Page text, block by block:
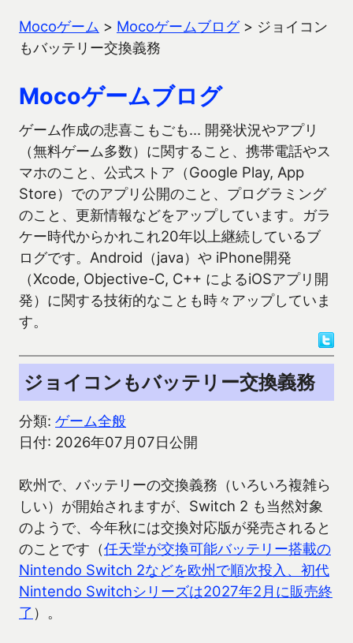
Mocoゲーム > Mocoゲームブログ> ジョイコン
もバッテリー交換義務
Mocoゲームブログ
ゲーム作成の悲喜こもごも… 開発状況やアプリ
（無料ゲーム多数）に関すること、携帯電話やス
マホのこと、公式ストア（Google Play, App
Store）でのアプリ公開のこと、プログラミング
のこと、更新情報などをアップしています。ガラ
ケー時代からかれこれ20年以上継続しているブ
ログです。Android（java）や iPhone開発
（Xcode, Objective-C, C++ によるiOSアプリ開
発）に関する技術的なことも時々アップしていま
す。
ジョイコンもバッテリー交換義務
分類: ゲーム全般
日付: 2026年07月07日公開
欧州で、バッテリーの交換義務（いろいろ複雑ら
しい）が開始されますが、Switch 2 も当然対象
のようで、今年秋には交換対応版が発売されると
のことです（任天堂が交換可能バッテリー搭載の
Nintendo Switch 2などを欧州で順次投入、初代
Nintendo Switchシリーズは2027年2月に販売終
了 ）。